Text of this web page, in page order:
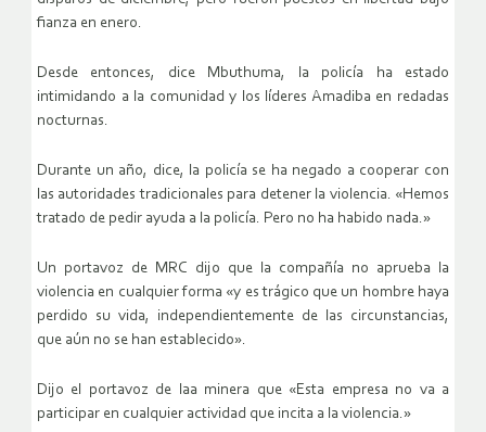
fianza en enero.
Desde entonces, dice Mbuthuma, la policía ha estado
intimidando a la comunidad y los líderes Amadiba en redadas
nocturnas.
Durante un año, dice, la policía se ha negado a cooperar con
las autoridades tradicionales para detener la violencia. «Hemos
tratado de pedir ayuda a la policía. Pero no ha habido nada.»
Un portavoz de MRC dijo que la compañía no aprueba la
violencia en cualquier forma «y es trágico que un hombre haya
perdido su vida, independientemente de las circunstancias,
que aún no se han establecido».
Dijo el portavoz de laa minera que «Esta empresa no va a
participar en cualquier actividad que incita a la violencia.»